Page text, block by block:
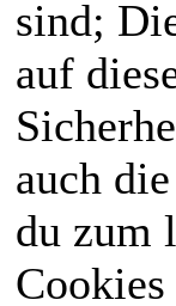
sind;
auf
auch
du zum